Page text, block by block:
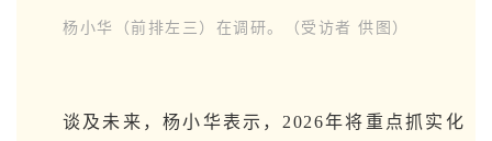
杨小华（前排左三）在调研。（受访者 供图）
谈及未来，杨小华表示，2026年将重点抓实化